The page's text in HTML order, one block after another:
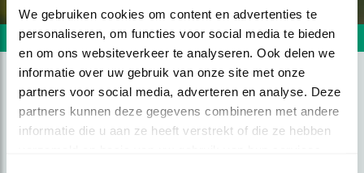
We gebruiken cookies om content en advertenties te
personaliseren, om functies voor social media te bieden
en om ons websiteverkeer te analyseren. Ook delen we
informatie over uw gebruik van onze site met onze
partners voor social media, adverteren en analyse. Deze
partners kunnen deze gegevens combineren met andere
informatie die u aan ze heeft verstrekt of die ze hebben
Volgende foto Vorige foto
IN DE VLUCHT